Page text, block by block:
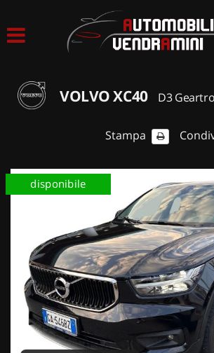
ACQUISTIAMO USATO
CONTATTI
VOLVO XC40 D3
Stampa
disponibile